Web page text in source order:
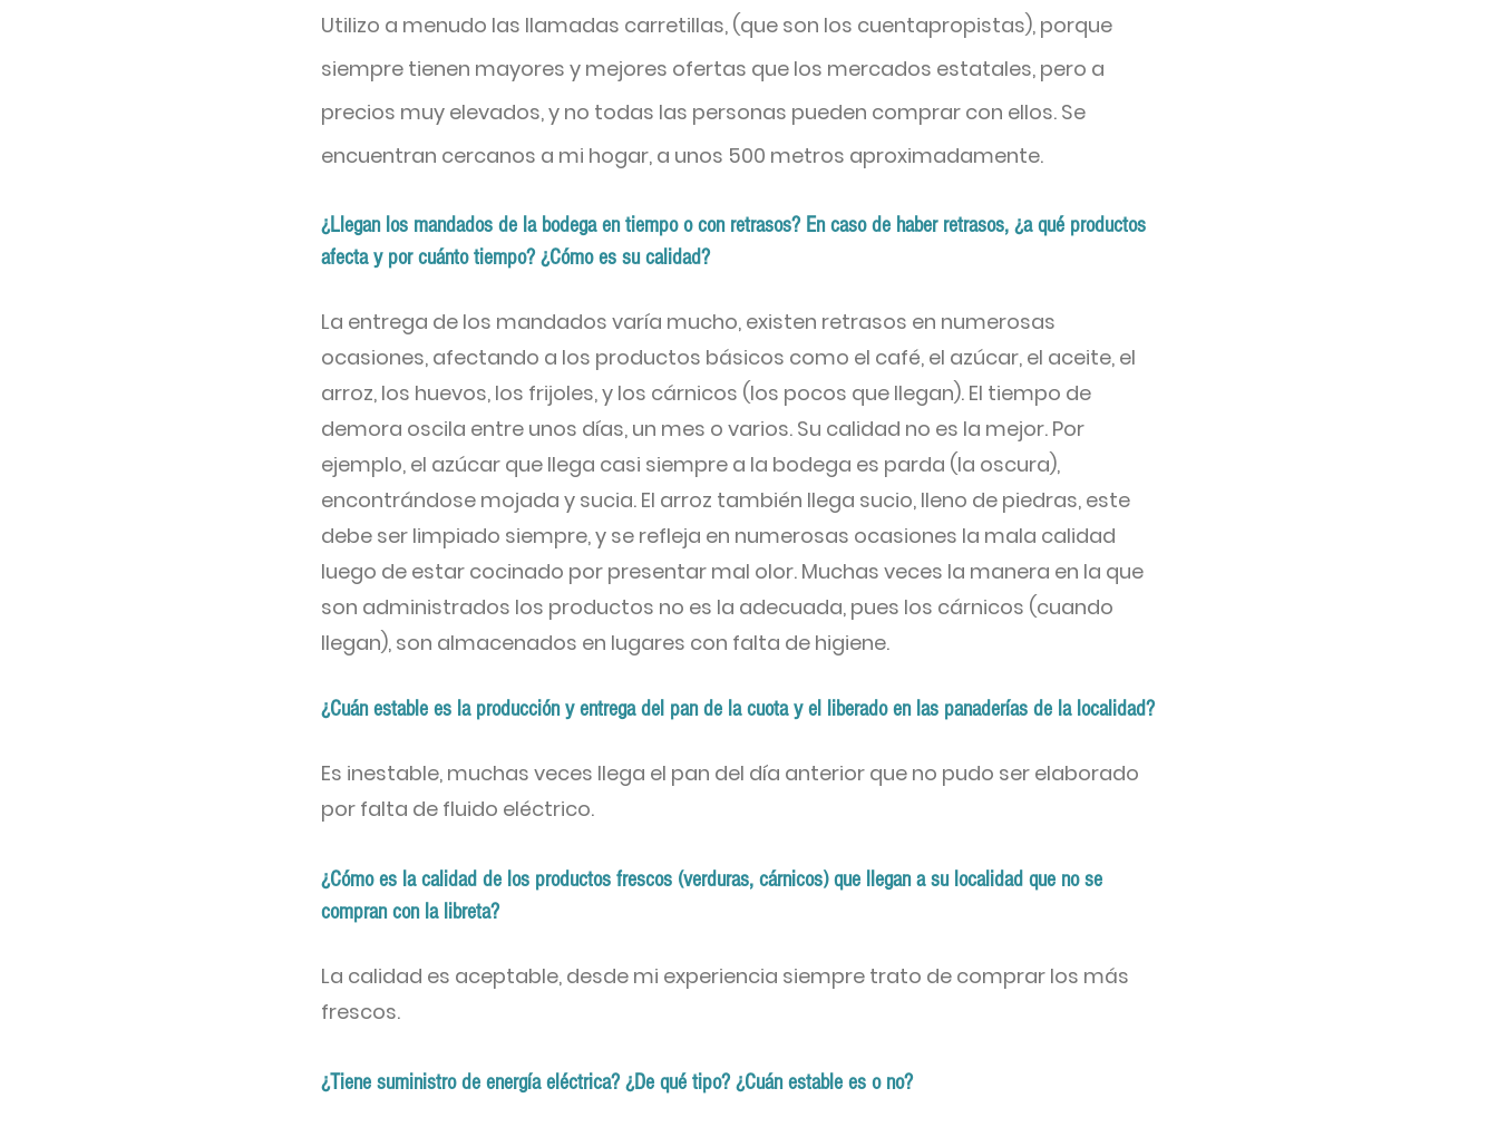
Utilizo a menudo las llamadas carretillas, (que son los cuentapropistas), porque
siempre tienen mayores y mejores ofertas que los mercados estatales, pero a
precios muy elevados, y no todas las personas pueden comprar con ellos. Se
encuentran cercanos a mi hogar, a unos 500 metros aproximadamente.
¿Llegan los mandados de la bodega en tiempo o con retrasos? En caso de haber retrasos, ¿a qué productos
afecta y por cuánto tiempo? ¿Cómo es su calidad?
La entrega de los mandados varía mucho, existen retrasos en numerosas
ocasiones, afectando a los productos básicos como el café, el azúcar, el aceite, el
arroz, los huevos, los frijoles, y los cárnicos (los pocos que llegan). El tiempo de
demora oscila entre unos días, un mes o varios. Su calidad no es la mejor. Por
ejemplo, el azúcar que llega casi siempre a la bodega es parda (la oscura),
encontrándose mojada y sucia. El arroz también llega sucio, lleno de piedras, este
debe ser limpiado siempre, y se refleja en numerosas ocasiones la mala calidad
luego de estar cocinado por presentar mal olor. Muchas veces la manera en la que
son administrados los productos no es la adecuada, pues los cárnicos (cuando
llegan), son almacenados en lugares con falta de higiene.
¿Cuán estable es la producción y entrega del pan de la cuota y el liberado en las panaderías de la localidad?
Es inestable, muchas veces llega el pan del día anterior que no pudo ser elaborado
por falta de fluido eléctrico.
¿Cómo es la calidad de los productos frescos (verduras, cárnicos) que llegan a su localidad que no se
compran con la libreta?
La calidad es aceptable, desde mi experiencia siempre trato de comprar los más
frescos.
¿Tiene suministro de energía eléctrica? ¿De qué tipo? ¿Cuán estable es o no?